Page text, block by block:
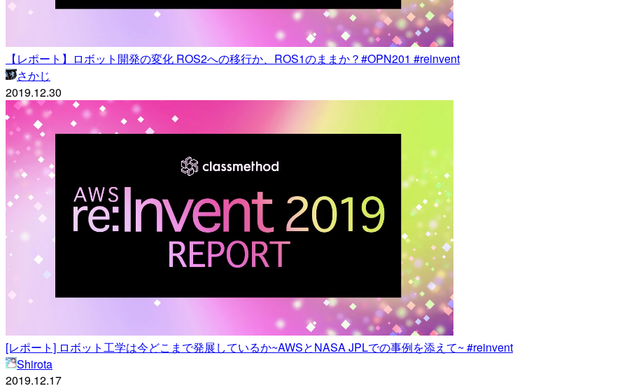
【レポート】ロボット開発の変化 ROS2への移行か、ROS1のままか？#OPN201 #reinvent
さかじ
2019.12.30
[レポート] ロボット工学は今どこまで発展しているか~AWSとNASA JPLでの事例を添えて~ #reinvent
Shirota
2019.12.17